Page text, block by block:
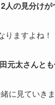
人の見分けが
ますよね！
元太さんと
に見ていきま